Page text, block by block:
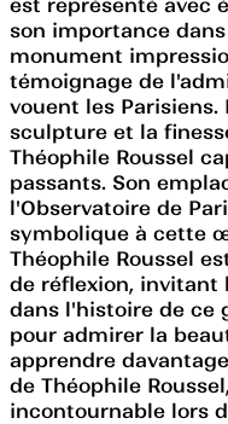
son importance
monument
témoignage de
vouent les
sculpture et la
Théophile Roussel
passants. Son
l'Observatoire de
symbolique à cette
Théophile Roussel
de réflexion, invitant
dans l'histoire de ce
pour admirer la
apprendre
de Théophile
incontournable lors